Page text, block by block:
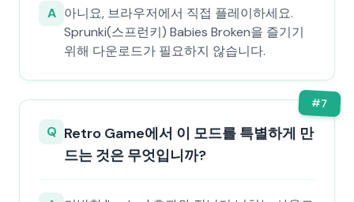
A 아니요, 브라우저에서 직접 플레이하세요.
Sprunki(스프런키) Babies Broken을 즐기기
위해 다운로드가 필요하지 않습니다.
#7
Q Retro Game에서 이 모드를 특별하게 만
드는 것은 무엇입니까?